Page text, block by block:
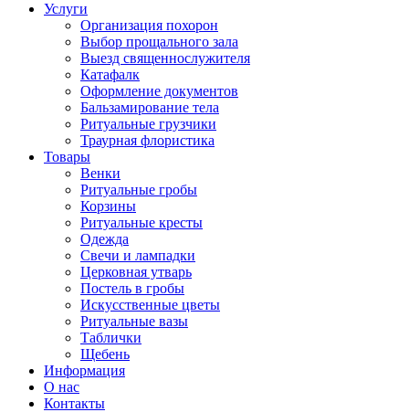
Услуги
Организация похорон
Выбор прощального зала
Выезд священнослужителя
Катафалк
Оформление документов
Бальзамирование тела
Ритуальные грузчики
Траурная флористика
Товары
Венки
Ритуальные гробы
Корзины
Ритуальные кресты
Одежда
Свечи и лампадки
Церковная утварь
Постель в гробы
Искусственные цветы
Ритуальные вазы
Таблички
Щебень
Информация
О нас
Контакты